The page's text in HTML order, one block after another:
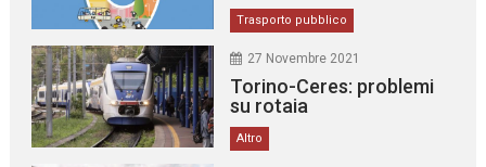
Trasporto pubblico
27 Novembre 2021
Torino-Ceres: problemi
su rotaia
Altro